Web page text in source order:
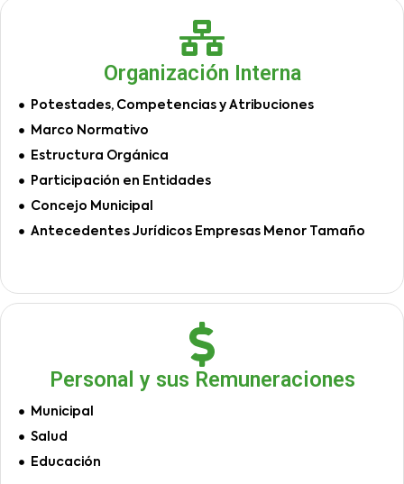
Organización Interna
Potestades, Competencias y Atribuciones
Marco Normativo
Estructura Orgánica
Participación en Entidades
Concejo Municipal
Antecedentes Jurídicos Empresas Menor Tamaño
Personal y sus Remuneraciones
Municipal
Salud
Educación